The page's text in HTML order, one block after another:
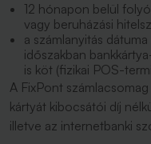
12 hónapon belül
vagy beruházási
a számlanyitás
időszakban
is köt (fizikai POS-
A FixPont
kártyát kibocsátói díj
illetve az internetbanki